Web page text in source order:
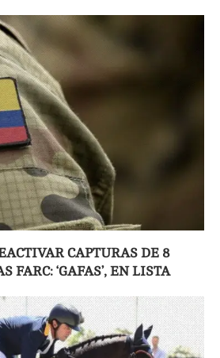
CAPTURAS DE 8
FARC: ‘GAFAS’, EN LISTA